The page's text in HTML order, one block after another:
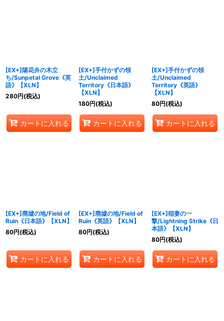
[EX+]陽花弁の木立
ち/Sunpetal Grove《英
語》【XLN】
280円(税込)
カートに入れる
[EX+]手付かずの領
土/Unclaimed
Territory《日本語》
【XLN】
180円(税込)
カートに入れる
[EX+]手付かずの領
土/Unclaimed
Territory《英語》
【XLN】
80円(税込)
カートに入れる
[EX+]廃墟の地/Field of
Ruin《日本語》【XLN】
80円(税込)
カートに入れる
[EX+]廃墟の地/Field of
Ruin《英語》【XLN】
80円(税込)
カートに入れる
[EX+]稲妻の一
撃/Lightning Strike《日
本語》【XLN】
80円(税込)
カートに入れる